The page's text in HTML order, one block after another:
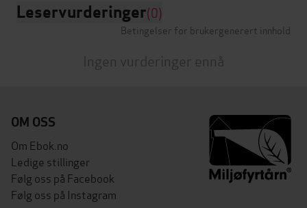
Leservurderinger(0)
Betingelser for brukergenerert innhold
Ingen vurderinger ennå
OM OSS
Om Ebok.no
Ledige stillinger
Følg oss på Facebook
Følg oss på Instagram